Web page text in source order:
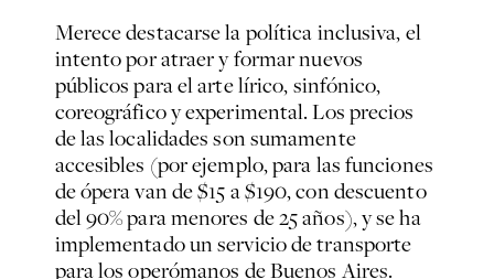
Merece destacarse la política inclusiva, el
intento por atraer y formar nuevos
públicos para el arte lírico, sinfónico,
coreográfico y experimental. Los precios
de las localidades son sumamente
accesibles (por ejemplo, para las funciones
de ópera van de $15 a $190, con descuento
del 90% para menores de 25 años), y se ha
implementado un servicio de transporte
para los operómanos de Buenos Aires.